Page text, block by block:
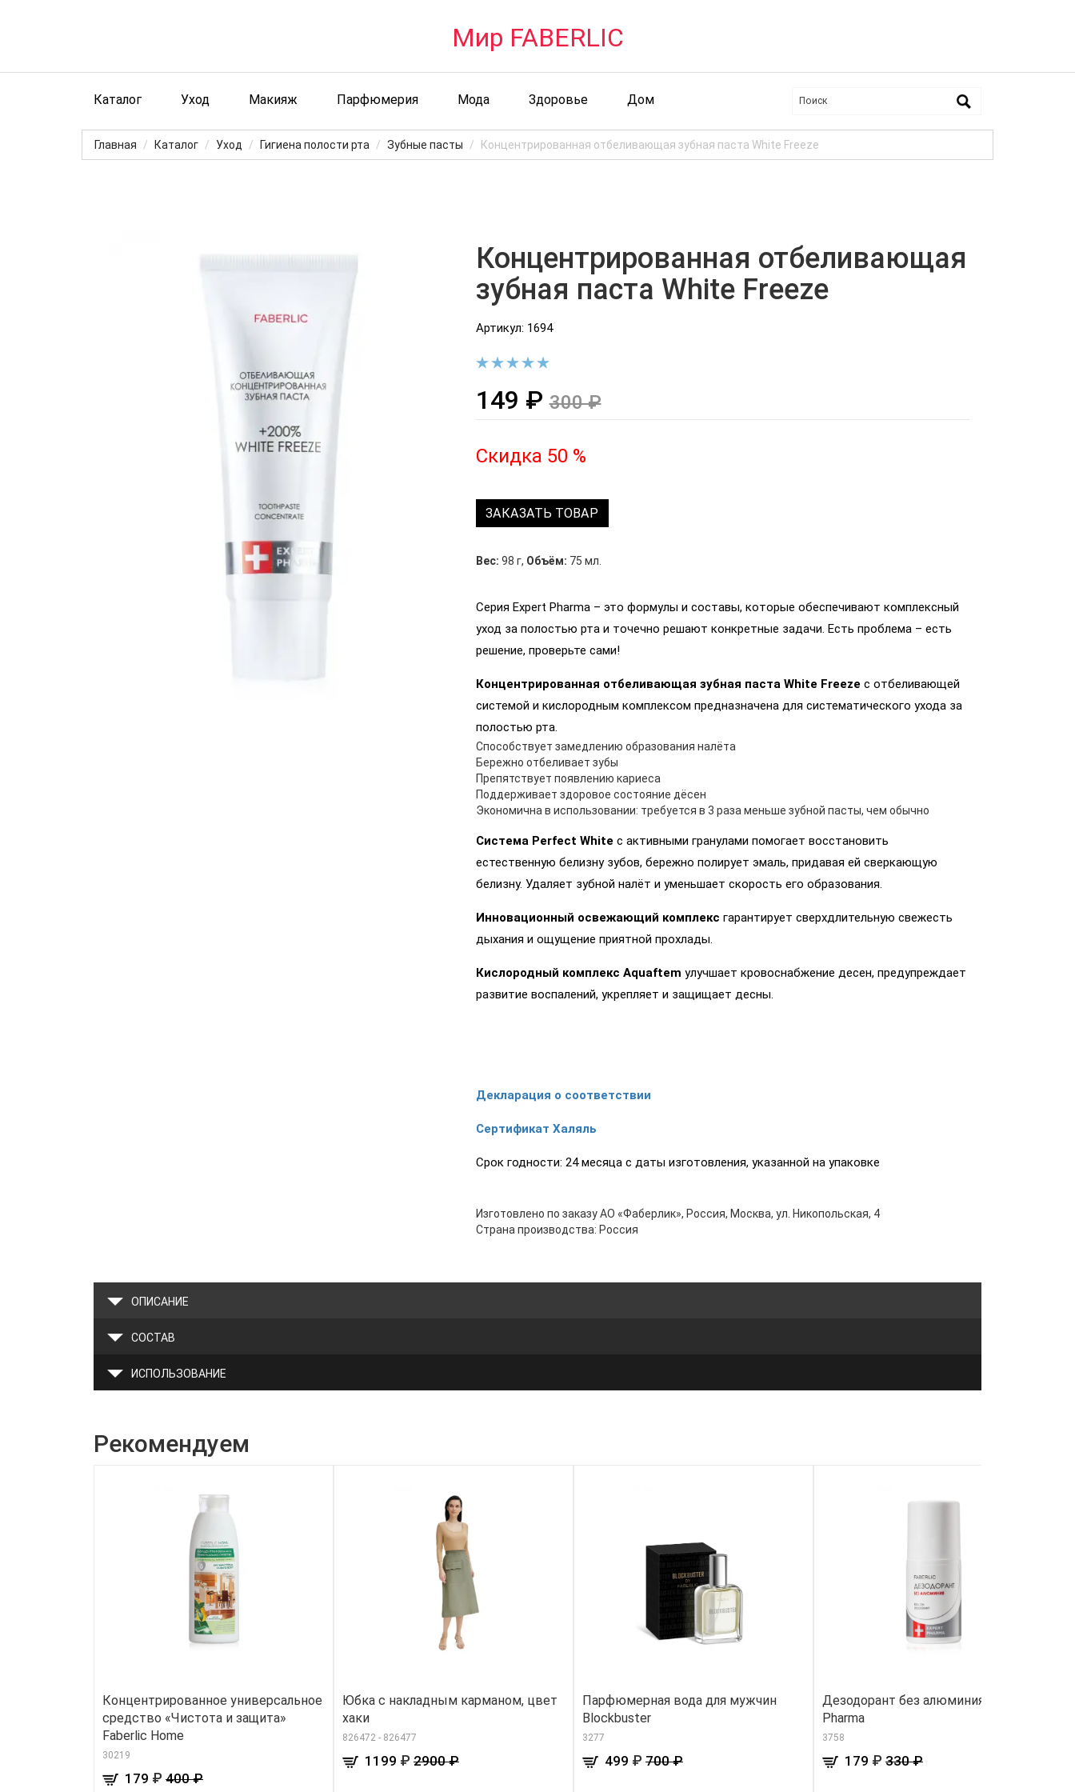
Мир FABERLIC
Каталог Уход Макияж Парфюмерия Мода Здоровье Дом
Главная Каталог Уход Гигиена полости рта Зубные пасты Концентрированная отбеливающая зубная паста White Freeze
Концентрированная отбеливающая
зубная паста White Freeze
Артикул: 1694
149 ₽300 ₽
Скидка 50 %
ЗАКАЗАТЬ ТОВАР
Вес: 98 г, Объём: 75 мл.
Серия Expert Pharma – это формулы и составы, которые обеспечивают комплексный
уход за полостью рта и точечно решают конкретные задачи. Есть проблема – есть
решение, проверьте сами!
Концентрированная отбеливающая зубная паста White Freeze c отбеливающей
системой и кислородным комплексом предназначена для систематического ухода за
полостью рта.
Способствует замедлению образования налёта
Бережно отбеливает зубы
Препятствует появлению кариеса
Поддерживает здоровое состояние дёсен
Экономична в использовании: требуется в 3 раза меньше зубной пасты, чем обычно
Система Perfect White с активными гранулами помогает восстановить
естественную белизну зубов, бережно полирует эмаль, придавая ей сверкающую
белизну. Удаляет зубной налёт и уменьшает скорость его образования.
Инновационный освежающий комплекс гарантирует сверхдлительную свежесть
дыхания и ощущение приятной прохлады.
Кислородный комплекс Aquaftem улучшает кровоснабжение десен, предупреждает
развитие воспалений, укрепляет и защищает десны.
Декларация о соответствии
Сертификат Халяль
Срок годности: 24 месяца с даты изготовления, указанной на упаковке
Изготовлено по заказу АО «Фаберлик», Россия, Москва, ул. Никопольская, 4
Страна производства: Россия
ОПИСАНИЕ
СОСТАВ
ИСПОЛЬЗОВАНИЕ
Рекомендуем
Концентрированное универсальное
средство «Чистота и защита»
Faberlic Home
30219
179 ₽ 400 ₽
Юбка с накладным карманом, цвет
хаки
826472 - 826477
1199 ₽ 2900 ₽
Парфюмерная вода для мужчин
Blockbuster
3277
499 ₽ 700 ₽
Дезодорант без алюминия Expert
Pharma
3758
179 ₽ 330 ₽